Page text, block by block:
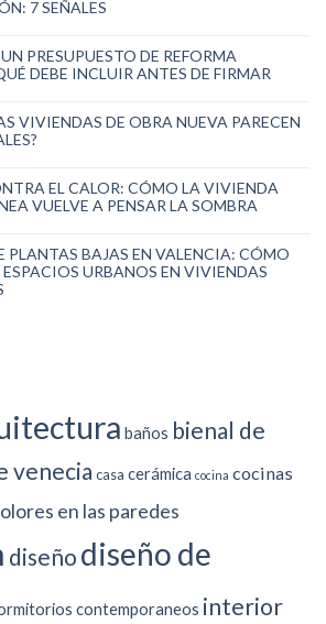
7 SEÑALES
PRESUPUESTO DE REFORMA
DEBE INCLUIR ANTES DE FIRMAR
VIVIENDAS DE OBRA NUEVA PARECEN
EL CALOR: CÓMO LA VIVIENDA
VUELVE A PENSAR LA SOMBRA
PLANTAS BAJAS EN VALENCIA: CÓMO
URBANOS EN VIVIENDAS
baños bienal de
venecia casa cerámica cocina cocinas
en las paredes
diseño diseño de
contemporaneos interior